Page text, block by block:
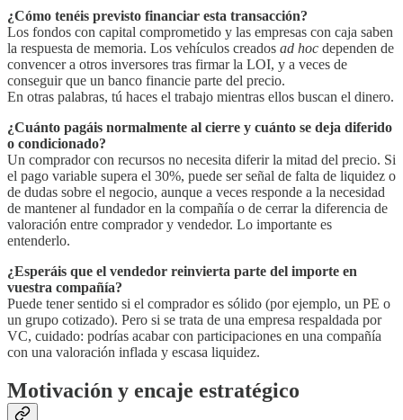
¿Cómo tenéis previsto financiar esta transacción?
Los fondos con capital comprometido y las empresas con caja saben
la respuesta de memoria. Los vehículos creados ad hoc dependen de
convencer a otros inversores tras firmar la LOI, y a veces de
conseguir que un banco financie parte del precio.
En otras palabras, tú haces el trabajo mientras ellos buscan el dinero.
¿Cuánto pagáis normalmente al cierre y cuánto se deja diferido
o condicionado?
Un comprador con recursos no necesita diferir la mitad del precio. Si
el pago variable supera el 30%, puede ser señal de falta de liquidez o
de dudas sobre el negocio, aunque a veces responde a la necesidad
de mantener al fundador en la compañía o de cerrar la diferencia de
valoración entre comprador y vendedor. Lo importante es
entenderlo.
¿Esperáis que el vendedor reinvierta parte del importe en
vuestra compañía?
Puede tener sentido si el comprador es sólido (por ejemplo, un PE o
un grupo cotizado). Pero si se trata de una empresa respaldada por
VC, cuidado: podrías acabar con participaciones en una compañía
con una valoración inflada y escasa liquidez.
Motivación y encaje estratégico